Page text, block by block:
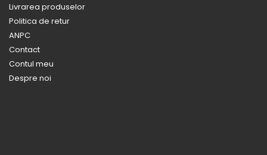
Livrarea produselor
Politica de retur
ANPC
Contact
Contul meu
Despre noi